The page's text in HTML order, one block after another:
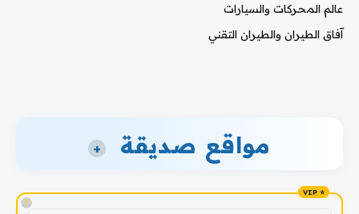
عالم المحركات والسيارات
آفاق الطيران والطيران التقني
مواقع صديقة +
!